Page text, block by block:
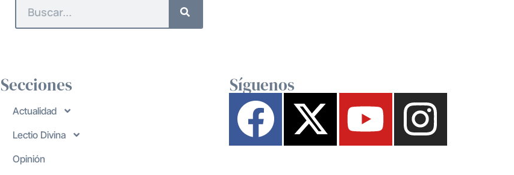
Secciones
Actualidad
Lectio Divina
Opinión
Síguenos